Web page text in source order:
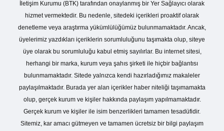
İletişim Kurumu (BTK) tarafından onaylanmış bir Yer Sağlayıcı olarak
hizmet vermektedir. Bu nedenle, sitedeki içerikleri proaktif olarak
denetleme veya araştırma yükümlülüğümüz bulunmamaktadır. Ancak,
üyelerimiz yazdıkları içeriklerin sorumluluğunu taşımakta olup, siteye
üye olarak bu sorumluluğu kabul etmiş sayılırlar. Bu internet sitesi,
herhangi bir marka, kurum veya şahıs şirketi ile hiçbir bağlantısı
bulunmamaktadır. Sitede yalnızca kendi hazırladığımız makaleler
paylaşılmaktadır. Burada yer alan içerikler haber niteliği taşımamakta
olup, gerçek kurum ve kişiler hakkında paylaşım yapılmamaktadır.
Gerçek kurum ve kişiler ile isim benzerlikleri tamamen tesadüfidir.
Sitemiz, kar amacı gütmeyen ve tamamen ücretsiz bir bilgi paylaşım